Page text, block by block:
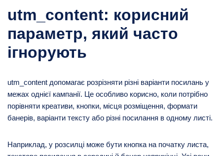
utm_content: корисний
параметр, який часто
ігнорують
utm_content допомагає розрізняти різні варіанти посилань у
межах однієї кампанії. Це особливо корисно, коли потрібно
порівняти креативи, кнопки, місця розміщення, формати
банерів, варіанти тексту або різні посилання в одному листі.
Наприклад, у розсилці може бути кнопка на початку листа,